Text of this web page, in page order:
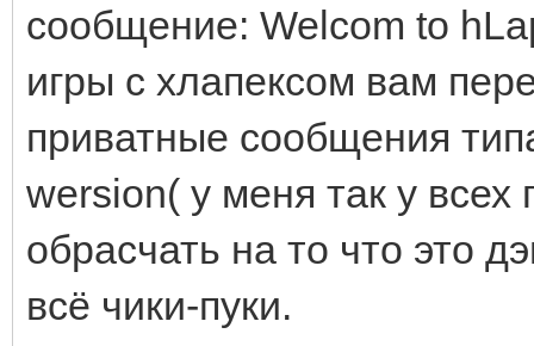
сообщение: Welcom to
игры с хлапексом вам
приватные сообщения
wersion( у меня так у всех
обрасчать на то что это
всё чики-пуки.